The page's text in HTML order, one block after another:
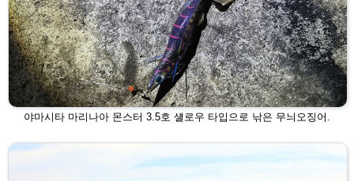
야마시타 마리나아 몬스터 3.5호 섈로우 타입으로 낚은 무늬오징어.